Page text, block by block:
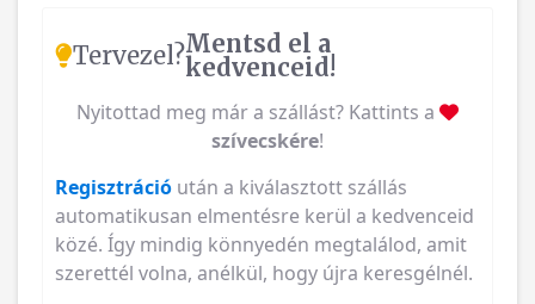
Tervezel?Mentsd el a
kedvenceid!
Nyitottad meg már a szállást? Kattints a
szívecskére!
Regisztráció után a kiválasztott szállás
automatikusan elmentésre kerül a kedvenceid
közé. Így mindig könnyedén megtalálod, amit
szerettél volna, anélkül, hogy újra keresgélnél.